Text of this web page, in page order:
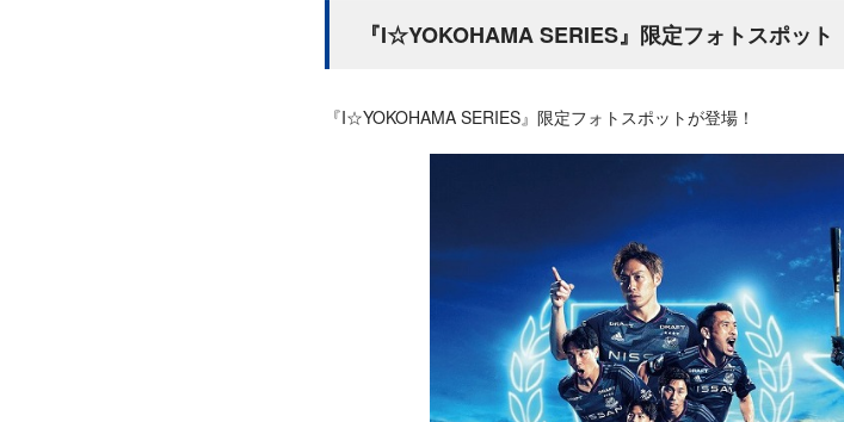
『I☆YOKOHAMA SERIES』限定フォトスポット
『I☆YOKOHAMA SERIES』限定フォトスポットが登場！